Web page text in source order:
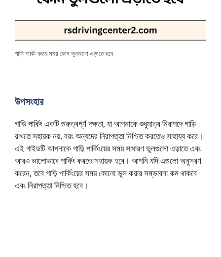
গাড়ি পার্কিং করার সময় কোন ভুলগুলো এড়াতে হবে
উপসংহার
গাড়ি পার্কিং একটি গুরুত্বপূর্ণ দক্ষতা, যা আপনাকে শুধুমাত্র নিরাপদে গাড়ি
রাখতে সহায়ক নয়, বরং অন্যদের নিরাপত্তা নিশ্চিত করতেও সাহায্য করে।
এই গাইডটি আপনাকে গাড়ি পার্কিংয়ের সময় সাধারণ ভুলগুলো এড়াতে এবং
আরও ভালোভাবে পার্কিং করতে সহায়ক হবে। আপনি যদি এগুলো অনুসরণ
করেন, তবে গাড়ি পার্কিংয়ের সময় কোনো ভুল করার সম্ভাবনা কম থাকবে
এবং নিরাপত্তা নিশ্চিত হবে।